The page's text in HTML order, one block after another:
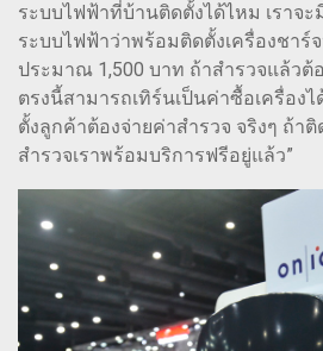
ระบบไฟฟ้าที่บ้านติดตั้งได้ไหม เราจะ
ระบบไฟฟ้าว่าพร้อมติดตั้งเครื่องชาร์
ประมาณ 1,500 บาท ถ้าสำรวจแล้วต้
ตรงนี้สามารถเทิร์นเป็นค่าซื้อเครื่อง
ตั้งลูกค้าต้องจ่ายค่าสำรวจ จริงๆ ถ้า
สำรวจเราพร้อมบริการฟรีอยู่แล้ว”